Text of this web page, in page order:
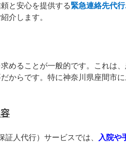
と安心を提供する緊急連絡先代行
介します。
めることが一般的です。これは
からです。特に神奈川県座間市
人代行）サービスでは、 入院や